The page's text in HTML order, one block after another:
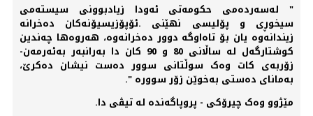
" لەسەردەمی حکومەتی ئەودا زیادبوونی سیستەمی
سیخوڕی و پۆلیسی نھێنی .ئۆپۆزیسیۆنەکان دەخرانە
زیندانەوە یان بۆ تاەاوگە دوور دەخرانەوە، ھەروەھا چەندین
کوشتارگەل لە ساڵانی 80 و 90 کان دا بەرانبەر بەئەرمەن-
زۆربەی کات وەک سوڵتانی سوور دەست نیشان دەکرێ،
بەمانای دەستی بەخوێن زۆر سوورە ".
مێژوو وەک چیرۆکی - پروپاگەندە لە تیڤی دا.